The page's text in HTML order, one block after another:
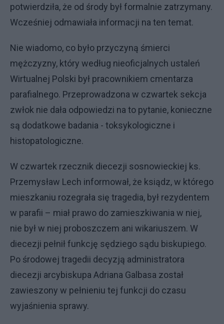
potwierdziła, że od środy był formalnie zatrzymany.
Wcześniej odmawiała informacji na ten temat.
Nie wiadomo, co było przyczyną śmierci
mężczyzny, który według nieoficjalnych ustaleń
Wirtualnej Polski był pracownikiem cmentarza
parafialnego. Przeprowadzona w czwartek sekcja
zwłok nie dała odpowiedzi na to pytanie, konieczne
są dodatkowe badania - toksykologiczne i
histopatologiczne.
W czwartek rzecznik diecezji sosnowieckiej ks.
Przemysław Lech informował, że ksiądz, w którego
mieszkaniu rozegrała się tragedia, był rezydentem
w parafii – miał prawo do zamieszkiwania w niej,
nie był w niej proboszczem ani wikariuszem. W
diecezji pełnił funkcję sędziego sądu biskupiego.
Po środowej tragedii decyzją administratora
diecezji arcybiskupa Adriana Galbasa został
zawieszony w pełnieniu tej funkcji do czasu
wyjaśnienia sprawy.